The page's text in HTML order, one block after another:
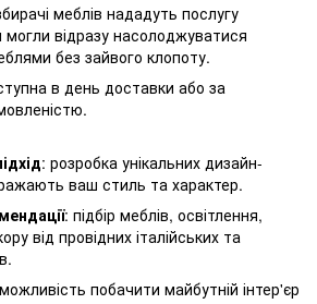
меблів нададуть послугу
відразу насолоджуватися
без зайвого клопоту.
в день доставки або за
: розробка унікальних дизайн-
ваш стиль та характер.
: підбір меблів, освітлення,
від провідних італійських та
побачити майбутній інтер'єр